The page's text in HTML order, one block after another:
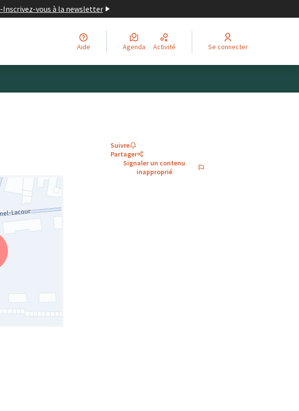
-Inscrivez-vous à la newsletter
Aide Agenda Activité Se connecter
Suivre
Partager
Signaler un contenu
inapproprié